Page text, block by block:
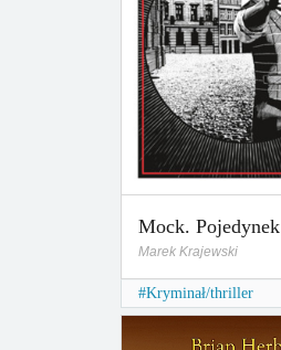
Mock. Pojedynek
Marek Krajewski
Kryminał/thriller